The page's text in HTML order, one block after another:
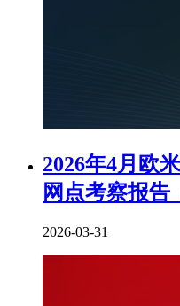
2026年4月欧
网点考察报告
2026-03-31